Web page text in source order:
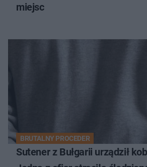
miejsc
BRUTALNY PROCEDER
Sutener z Bułgarii urządził